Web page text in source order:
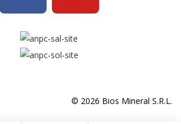
© 2026 Bios Mineral S.R.L.